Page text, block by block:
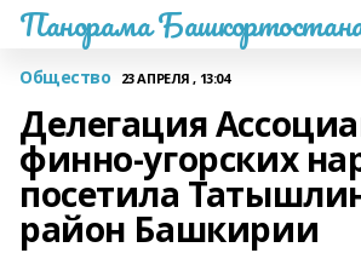
Панорама
Общество 23 АПРЕЛЯ , 13:04
Делегация
финно-угорских
посетила
район Башкирии